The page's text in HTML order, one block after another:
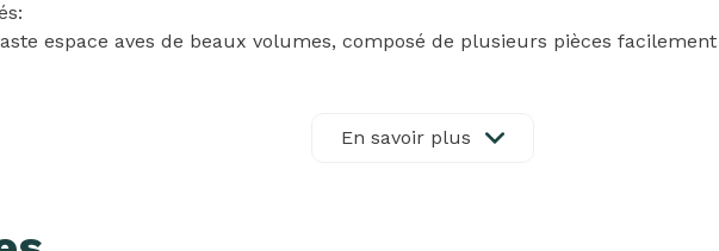
espace aves de beaux volumes, composé de plusieurs pièces
belle pièce de vie lumineuse, idéale pour partager des moments en famille,
En savoir plus